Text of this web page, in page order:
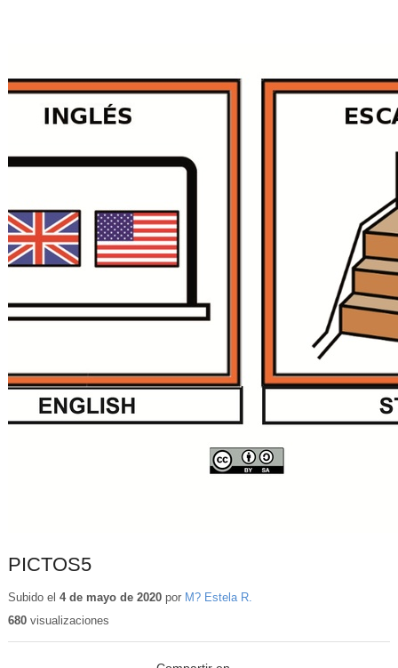
PICTOS5
Subido el 4 de mayo de 2020por M? Estela R.
680visualizaciones